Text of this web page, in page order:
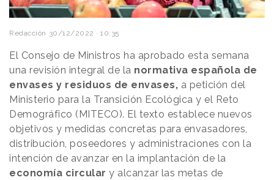
Redacción 30/12/2022 · 10:35
El Consejo de Ministros ha aprobado esta semana
una revisión integral de la normativa española de
envases y residuos de envases, a petición del
Ministerio para la Transición Ecológica y el Reto
Demográfico (MITECO). El texto establece nuevos
objetivos y medidas concretas para envasadores,
distribución, poseedores y administraciones con la
intención de avanzar en la implantación de la
economía circular y alcanzar las metas de